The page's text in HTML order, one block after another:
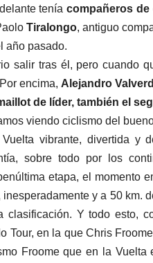
teníacompañeros de
Tiralongo, antiguo
año pasado.
salir tras él, pero cuando
encima, Alejandro
de líder, también el
viendo ciclismo del
vibrante, divertida y
sobre todo por los
etapa, el momento
y a 50 km.
Y todo esto,
Tour, en la que Chris
Froome que en la